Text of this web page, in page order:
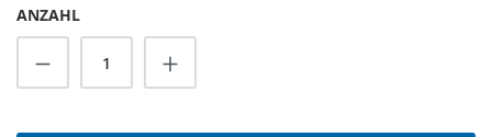
ANZAHL
Produkt Anzahl: Gib den gewünschten